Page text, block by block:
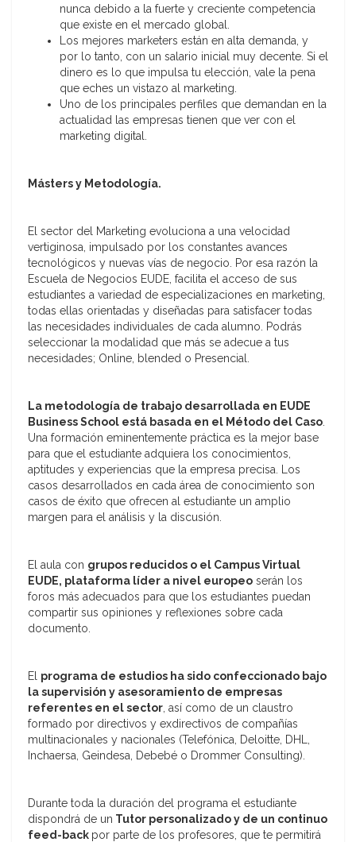
nunca debido a la fuerte y creciente competencia
que existe en el mercado global.
Los mejores marketers están en alta demanda, y
por lo tanto, con un salario inicial muy decente. Si el
dinero es lo que impulsa tu elección, vale la pena
que eches un vistazo al marketing.
Uno de los principales perfiles que demandan en la
actualidad las empresas tienen que ver con el
marketing digital.
Másters y Metodología.
El sector del Marketing evoluciona a una velocidad
vertiginosa, impulsado por los constantes avances
tecnológicos y nuevas vías de negocio. Por esa razón la
Escuela de Negocios EUDE, facilita el acceso de sus
estudiantes a variedad de especializaciones en marketing,
todas ellas orientadas y diseñadas para satisfacer todas
las necesidades individuales de cada alumno. Podrás
seleccionar la modalidad que más se adecue a tus
necesidades; Online, blended o Presencial.
La metodología de trabajo desarrollada en EUDE
Business School está basada en el Método del Caso
Una formación eminentemente práctica es la mejor base
para que el estudiante adquiera los conocimientos,
aptitudes y experiencias que la empresa precisa. Los
casos desarrollados en cada área de conocimiento son
casos de éxito que ofrecen al estudiante un amplio
margen para el análisis y la discusión.
El aula con grupos reducidos o el Campus Virtual
EUDE, plataforma líder a nivel europeo serán los
foros más adecuados para que los estudiantes puedan
compartir sus opiniones y reflexiones sobre cada
documento.
El programa de estudios ha sido confeccionado bajo
la supervisión y asesoramiento de empresas
referentes en el sector , así como de un claustro
formado por directivos y exdirectivos de compañías
multinacionales y nacionales (Telefónica, Deloitte, DHL,
Inchaersa, Geindesa, Debebé o Drommer Consulting).
Durante toda la duración del programa el estudiante
dispondrá de un Tutor personalizado y de un continuo
feed-back por parte de los profesores, que te permitirá